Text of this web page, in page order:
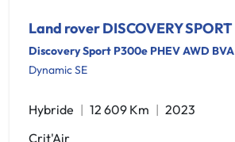
Land rover DISCOVERY SPORT
Discovery Sport P300e PHEV AWD BVA
Dynamic SE
Hybride 12 609 Km
2023
Crit'Air